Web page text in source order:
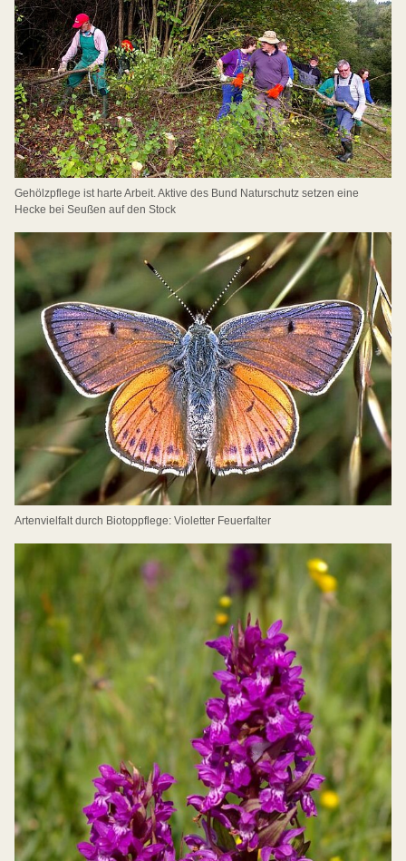
Gehölzpflege ist harte Arbeit. Aktive des Bund Naturschutz setzen eine
Hecke bei Seußen auf den Stock
Artenvielfalt durch Biotoppflege: Violetter Feuerfalter